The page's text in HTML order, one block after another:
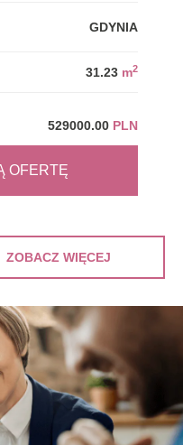
GDYNIA
31.23 m2
529000.00 PLN
OFERTĘ
ZOBACZ WIĘCEJ